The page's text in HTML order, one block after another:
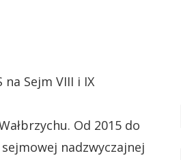
Sejm VIII i IX
Od 2015 do
nadzwyczajnej